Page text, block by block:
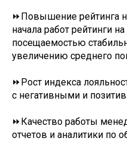
⏩Повышение рейтинга
начала работ рейтинги
посещаемостью
увеличению среднего
⏩Рост индекса
с негативными и
⏩Качество работы
отчетов и аналитики